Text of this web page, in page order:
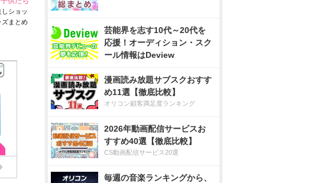
ショッ
ズまとめ
芸能界を志す10代～20代を
応援！オーディション・スク
ール情報はDeview
漫画読み放題サブスクおすす
め11選【徹底比較】
オリコン顧客満足度ランキング
2026年動画配信サービスお
すすめ40選【徹底比較】
CS動画配信サービス20選
毎週の音楽ランキングから、